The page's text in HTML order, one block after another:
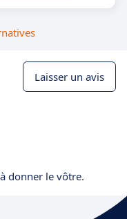
Laisser un avis
donner le vôtre.